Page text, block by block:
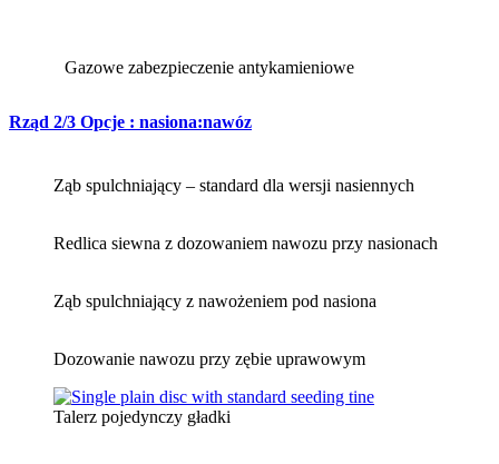
Gazowe zabezpieczenie antykamieniowe
Rząd 2/3 Opcje : nasiona:nawóz
Ząb spulchniający – standard dla wersji nasiennych
Redlica siewna z dozowaniem nawozu przy nasionach
Ząb spulchniający z nawożeniem pod nasiona
Dozowanie nawozu przy zębie uprawowym
Talerz pojedynczy gładki